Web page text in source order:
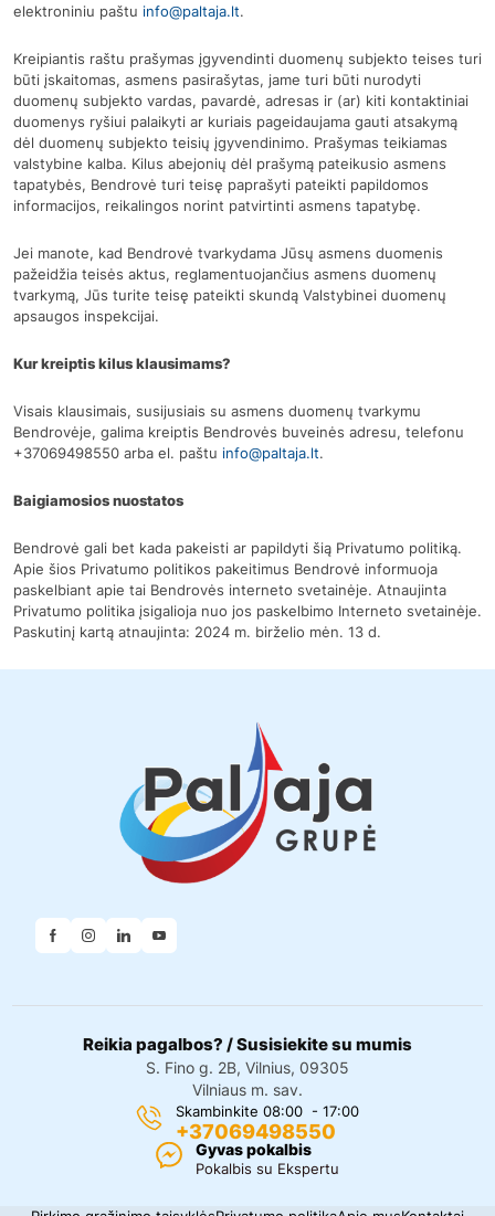
elektroniniu paštu info@paltaja.lt.
Kreipiantis raštu prašymas įgyvendinti duomenų subjekto teises turi
būti įskaitomas, asmens pasirašytas, jame turi būti nurodyti
duomenų subjekto vardas, pavardė, adresas ir (ar) kiti kontaktiniai
duomenys ryšiui palaikyti ar kuriais pageidaujama gauti atsakymą
dėl duomenų subjekto teisių įgyvendinimo. Prašymas teikiamas
valstybine kalba. Kilus abejonių dėl prašymą pateikusio asmens
tapatybės, Bendrovė turi teisę paprašyti pateikti papildomos
informacijos, reikalingos norint patvirtinti asmens tapatybę.
Jei manote, kad Bendrovė tvarkydama Jūsų asmens duomenis
pažeidžia teisės aktus, reglamentuojančius asmens duomenų
tvarkymą, Jūs turite teisę pateikti skundą Valstybinei duomenų
apsaugos inspekcijai.
Kur kreiptis kilus klausimams?
Visais klausimais, susijusiais su asmens duomenų tvarkymu
Bendrovėje, galima kreiptis Bendrovės buveinės adresu, telefonu
+37069498550 arba el. paštu info@paltaja.lt.
Baigiamosios nuostatos
Bendrovė gali bet kada pakeisti ar papildyti šią Privatumo politiką.
Apie šios Privatumo politikos pakeitimus Bendrovė informuoja
paskelbiant apie tai Bendrovės interneto svetainėje. Atnaujinta
Privatumo politika įsigalioja nuo jos paskelbimo Interneto svetainėje.
Paskutinį kartą atnaujinta: 2024 m. birželio mėn. 13 d.
Reikia pagalbos? / Susisiekite su mumis
S. Fino g. 2B, Vilnius, 09305
Vilniaus m. sav.
Skambinkite 08:00 - 17:00
+37069498550
Gyvas pokalbis
Pokalbis su Ekspertu